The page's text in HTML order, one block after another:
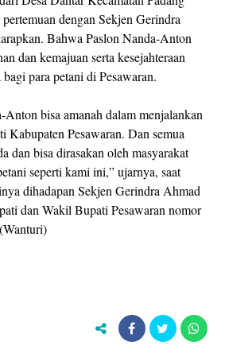
dengan Sekjen Gerindra
Bahwa Paslon Nanda-Anton
dan kemajuan serta kesejahteraan
para petani di Pesawaran.
bisa amanah dalam menjalankan
Kabupaten Pesawaran. Dan semua
dan bisa dirasakan oleh masyarakat
seperti kami ini,” ujarnya, saat
dihadapan Sekjen Gerindra Ahmad
dan Wakil Bupati Pesawaran nomor